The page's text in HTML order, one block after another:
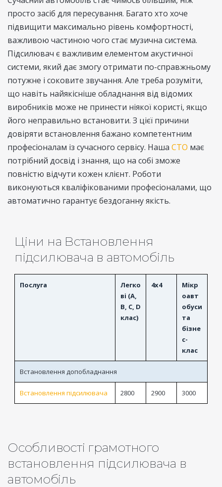
просто засіб для пересування. Багато хто хоче
підвищити максимально рівень комфортності,
важливою частиною чого стає музична система.
Підсилювач є важливим елементом акустичної
системи, який дає змогу отримати по-справжньому
потужне і соковите звучання. Але треба розуміти,
що навіть найякісніше обладнання від відомих
виробників може не принести ніякої користі, якщо
його неправильно встановити. З цієї причини
довіряти встановлення бажано компетентним
професіоналам із сучасного сервісу. Наша СТО має
потрібний досвід і знання, що на собі зможе
повністю відчути кожен клієнт. Роботи
виконуються кваліфікованими професіоналами, що
автоматично гарантує бездоганну якість.
Ціни на Встановлення
підсилювача в автомобіль
Послуга
Легко
ві (A,
B, C, D
клас)
4x4
Мікр
оавт
обуси
та
бізне
с-
клас
Встановлення допобладнання
Встановлення підсилювача 2800 2900 3000
Особливості грамотного
встановлення підсилювача в
автомобіль